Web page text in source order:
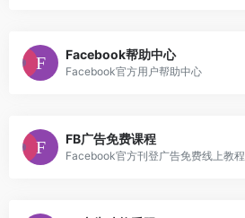
Facebook帮助中心
Facebook官方用户帮助中心
FB广告免费课程
Facebook官方刊登广告免费线上教程